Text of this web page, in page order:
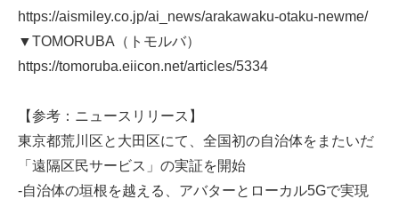
https://aismiley.co.jp/ai_news/arakawaku-otaku-newme/
▼TOMORUBA（トモルバ）
https://tomoruba.eiicon.net/articles/5334
【参考：ニュースリリース】
東京都荒川区と大田区にて、全国初の自治体をまたいだ
「遠隔区民サービス」の実証を開始
-自治体の垣根を越える、アバターとローカル5Gで実現